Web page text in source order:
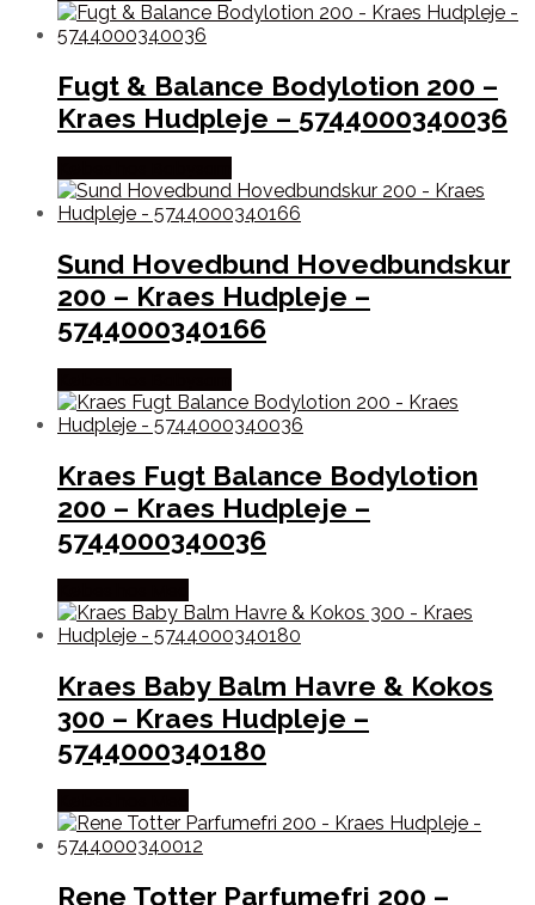
Fugt & Balance Bodylotion 200 –
Kraes Hudpleje – 5744000340036
Sund Hovedbund Hovedbundskur
200 – Kraes Hudpleje –
5744000340166
Kraes Fugt Balance Bodylotion
200 – Kraes Hudpleje –
5744000340036
Kraes Baby Balm Havre & Kokos
300 – Kraes Hudpleje –
5744000340180
Rene Totter Parfumefri 200 –